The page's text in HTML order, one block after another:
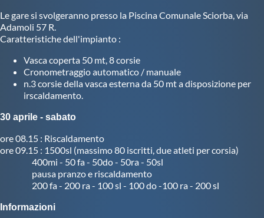
Master
Formazione
GUG
Scuole Nuoto
Propaganda
Centri Federali
Le gare si svolgeranno presso la Piscina Comunale Sciorba, via
Adamoli 57 R.
Caratteristiche dell'impianto :
Vasca coperta 50 mt, 8 corsie
Cronometraggio automatico / manuale
n.3 corsie della vasca esterna da 50 mt a disposizione per
irscaldamento.
30 aprile - sabato
ore 08.15 : Riscaldamento
ore 09.15 : 1500sl (massimo 80 iscritti, due atleti per corsia)
400mi - 50 fa - 50do - 50ra - 50sl
pausa pranzo e riscaldamento
200 fa - 200 ra - 100 sl - 100 do -100 ra - 200 sl
Informazioni